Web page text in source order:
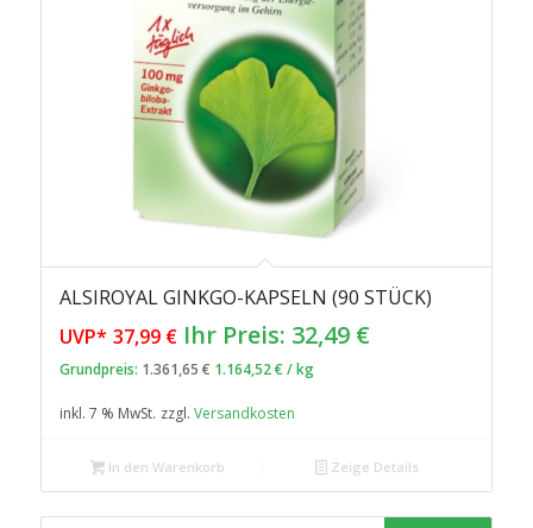
ALSIROYAL GINKGO-KAPSELN (90 STÜCK)
UVP* 37,99 € Ursprünglicher
Preis
37,99 €
Ihr Preis: 32,49 €Aktueller
Grundpreis: 1.361,65 € 1.164,52€ /kg
inkl. 7 % MwSt. zzgl. Versandkosten
In den Warenkorb Zeige Details